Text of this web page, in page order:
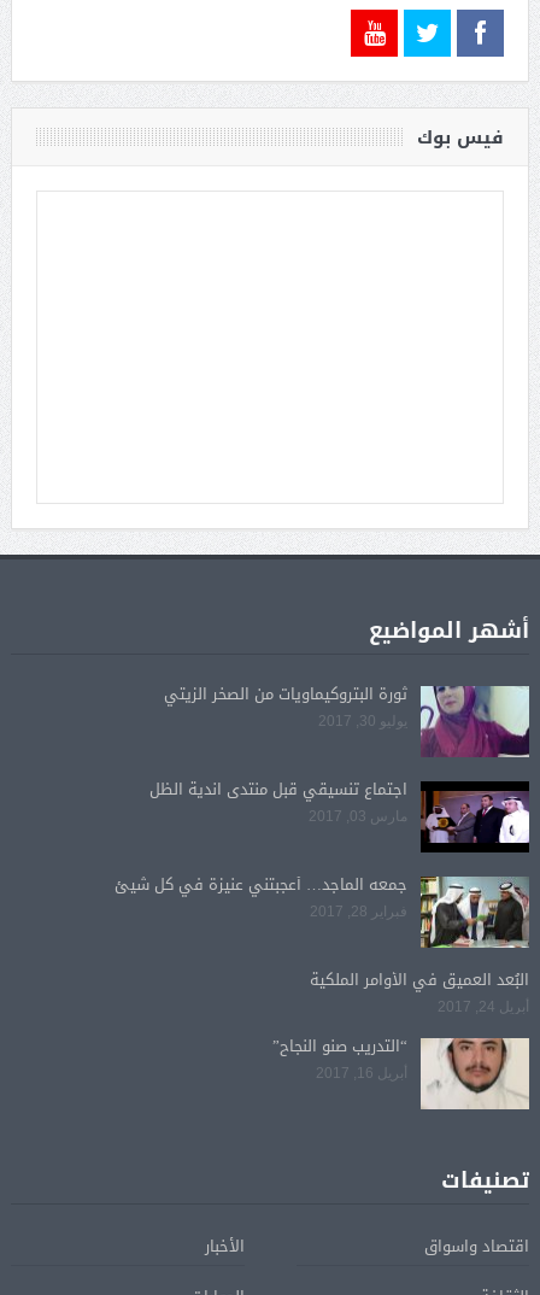
فيس بوك
أشهر المواضيع
ثورة البتروكيماويات من الصخر الزيتي
يوليو 30, 2017
اجتماع تنسيقي قبل منتدى اندية الظل
مارس 03, 2017
جمعه الماجد… أعجبتني عنيزة في كل شيئ
فبراير 28, 2017
البُعد العميق في الأوامر الملكية
أبريل 24, 2017
“التدريب صنو النجاح”
أبريل 16, 2017
تصنيفات
اقتصاد واسواق
الأخبار